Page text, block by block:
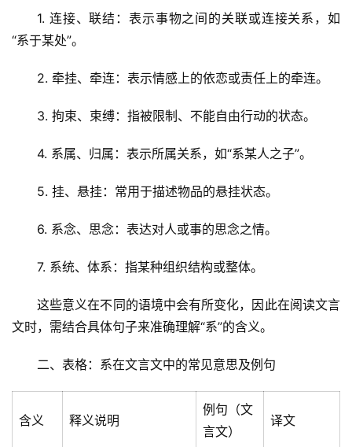
1. 连接、联结：表示事物之间的关联或连接关系，如
“系于某处”。
2. 牵挂、牵连：表示情感上的依恋或责任上的牵连。
3. 拘束、束缚：指被限制、不能自由行动的状态。
4. 系属、归属：表示所属关系，如“系某人之子”。
5. 挂、悬挂：常用于描述物品的悬挂状态。
6. 系念、思念：表达对人或事的思念之情。
7. 系统、体系：指某种组织结构或整体。
这些意义在不同的语境中会有所变化，因此在阅读文言
文时，需结合具体句子来准确理解“系”的含义。
二、表格：系在文言文中的常见意思及例句
含义 释义说明
例句（文
言文）
译文